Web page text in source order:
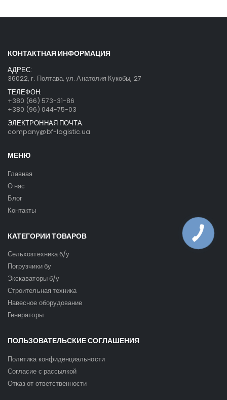
КОНТАКТНАЯ ИНФОРМАЦИЯ
АДРЕС:
36022, г. Полтава, ул. Анатолия Кукобы, 27
ТЕЛЕФОН:
+380 (66) 573-31-86
+380 (96) 044-75-03
ЭЛЕКТРОННАЯ ПОЧТА:
company@bf-logistic.ua
МЕНЮ
Главная
О нас
Блог
Контакты
КАТЕГОРИИ ТОВАРОВ
Сельхозтехника б/у
Погрузчики бу
Экскаваторы б/у
Строительная техника
Навесное оборудование
Генераторы
ПОЛЬЗОВАТЕЛЬСКИЕ СОГЛАШЕНИЯ
Политика конфиденциальности
Согласие с рассылкой
Отказ от ответственности